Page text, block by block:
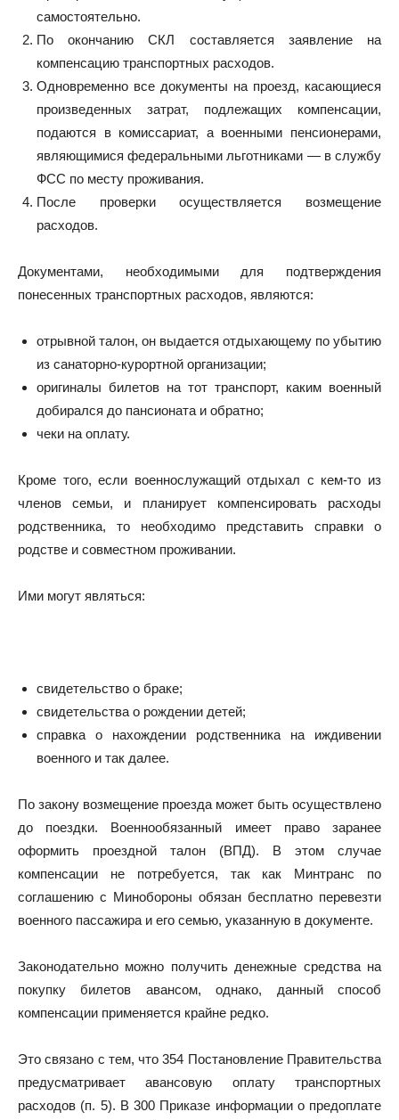
самостоятельно.
По окончанию СКЛ составляется заявление на
компенсацию транспортных расходов.
Одновременно все документы на проезд, касающиеся
произведенных затрат, подлежащих компенсации,
подаются в комиссариат, а военными пенсионерами,
являющимися федеральными льготниками — в службу
ФСС по месту проживания.
После проверки осуществляется возмещение
расходов.
Документами, необходимыми для подтверждения
понесенных транспортных расходов, являются:
отрывной талон, он выдается отдыхающему по убытию
из санаторно-курортной организации;
оригиналы билетов на тот транспорт, каким военный
добирался до пансионата и обратно;
чеки на оплату.
Кроме того, если военнослужащий отдыхал с кем-то из
членов семьи, и планирует компенсировать расходы
родственника, то необходимо представить справки о
родстве и совместном проживании.
Ими могут являться:
свидетельство о браке;
свидетельства о рождении детей;
справка о нахождении родственника на иждивении
военного и так далее.
По закону возмещение проезда может быть осуществлено
до поездки. Военнообязанный имеет право заранее
оформить проездной талон (ВПД). В этом случае
компенсации не потребуется, так как Минтранс по
соглашению с Минобороны обязан бесплатно перевезти
военного пассажира и его семью, указанную в документе.
Законодательно можно получить денежные средства на
покупку билетов авансом, однако, данный способ
компенсации применяется крайне редко.
Это связано с тем, что 354 Постановление Правительства
предусматривает авансовую оплату транспортных
расходов (п. 5). В 300 Приказе информации о предоплате